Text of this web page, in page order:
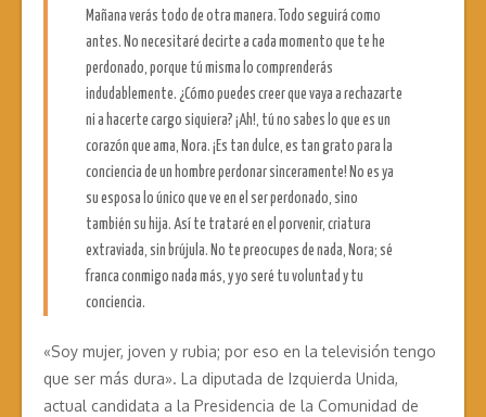
Mañana verás todo de otra manera. Todo seguirá como
antes. No necesitaré decirte a cada momento que te he
perdonado, porque tú misma lo comprenderás
indudablemente. ¿Cómo puedes creer que vaya a rechazarte
ni a hacerte cargo siquiera? ¡Ah!, tú no sabes lo que es un
corazón que ama, Nora. ¡Es tan dulce, es tan grato para la
conciencia de un hombre perdonar sinceramente! No es ya
su esposa lo único que ve en el ser perdonado, sino
también su hija. Así te trataré en el porvenir, criatura
extraviada, sin brújula. No te preocupes de nada, Nora; sé
franca conmigo nada más, y yo seré tu voluntad y tu
conciencia.
«Soy mujer, joven y rubia; por eso en la televisión tengo
que ser más dura». La diputada de Izquierda Unida,
actual candidata a la Presidencia de la Comunidad de